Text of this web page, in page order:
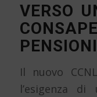
VERSO
Il nuovo
l’esigenza di